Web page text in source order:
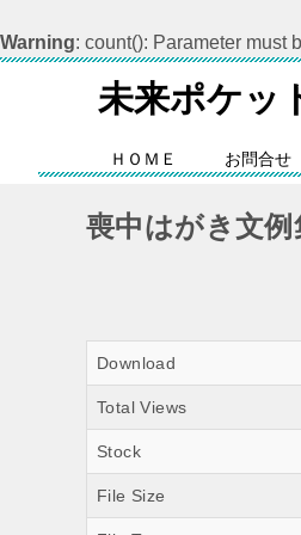
Warning: count(): Parameter must
未来ポケッ
ＨＯＭＥ お問合せ
喪中はがき文例
Download
Total Views
Stock
File Size